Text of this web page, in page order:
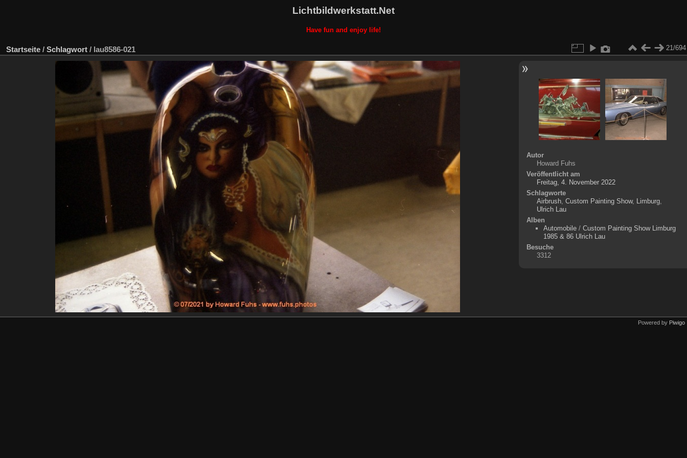
Lichtbildwerkstatt.Net
Have fun and enjoy life!
Startseite / Schlagwort / lau8586-021 21/694
Autor
Howard Fuhs
Veröffentlicht am
Freitag, 4. November 2022
Schlagworte
Airbrush, Custom Painting Show, Limburg,
Ulrich Lau
Alben
Automobile/ Custom Painting Show Limburg
1985 & 86 Ulrich Lau
Besuche
3312
Powered by Piwigo